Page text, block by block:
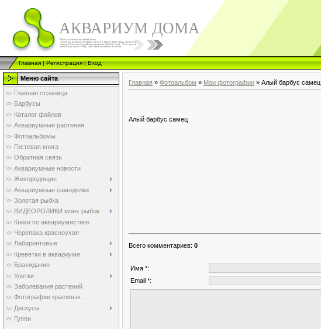
АКВАРИУМ ДОМА
Главная|Регистрация|Вход
Меню сайта
Главная страница
Барбусы
Каталог файлов
Аквариумные растения
Фотоальбомы
Гостевая книга
Обратная связь
Аквариумные новости
Живородящие
Аквариумные самоделки
Золотая рыбка
ВИДЕОРОЛИКИ моих рыбок
Книги по аквариумистике
Черепаха красноухая
Лабиринтовые
Креветки в аквариуме
Брахиданио
Улитки
Заболевания растений
Фотографии красивых ...
Дискусы
Гуппи
Главная » Фотоальбом » Мои фотографии » Алый барбус самец
Алый барбус самец
Всего комментариев: 0
Имя *:
Email *: